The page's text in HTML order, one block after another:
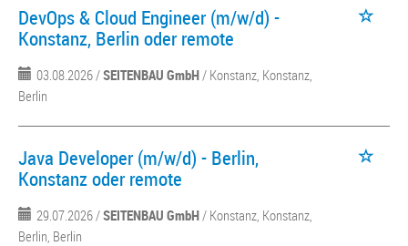
DevOps & Cloud Engineer (m/w/d) -
Konstanz, Berlin oder remote
03.08.2026 /SEITENBAU GmbH/ Konstanz, Konstanz,
Berlin
Java Developer (m/w/d) - Berlin,
Konstanz oder remote
29.07.2026 /SEITENBAU GmbH/ Konstanz, Konstanz,
Berlin, Berlin